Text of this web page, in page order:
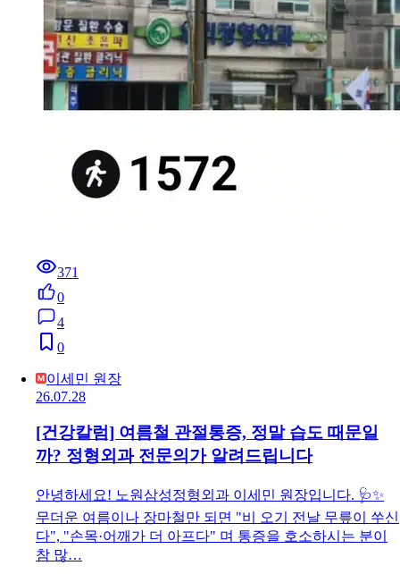
371
0
4
0
이세민 원장
26.07.28
[건강칼럼] 여름철 관절통증, 정말 습도 때문일
까? 정형외과 전문의가 알려드립니다
안녕하세요! 노원삼성정형외과 이세민 원장입니다. 🩺✨
무더운 여름이나 장마철만 되면 "비 오기 전날 무릎이 쑤신
다", "손목·어깨가 더 아프다" 며 통증을 호소하시는 분이
참 많…